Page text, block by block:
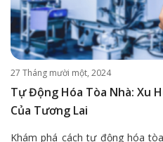
27 Tháng mười một, 2024
Tự Động Hóa Tòa Nhà: Xu
Của Tương Lai
Khám phá cách tự động hóa